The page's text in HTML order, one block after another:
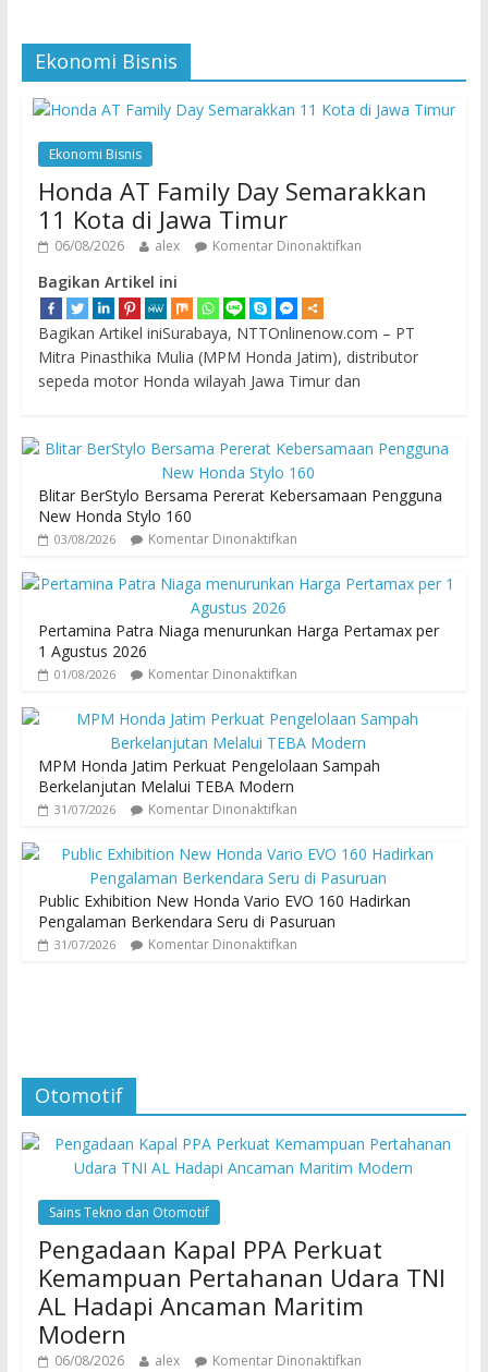
Ekonomi Bisnis
Ekonomi Bisnis
Honda AT Family Day Semarakkan
11 Kota di Jawa Timur
06/08/2026 alex Komentar Dinonaktifkan
Bagikan Artikel ini
Bagikan Artikel iniSurabaya, NTTOnlinenow.com – PT
Mitra Pinasthika Mulia (MPM Honda Jatim), distributor
sepeda motor Honda wilayah Jawa Timur dan
Blitar BerStylo Bersama Pererat Kebersamaan Pengguna
New Honda Stylo 160
03/08/2026 Komentar Dinonaktifkan
Pertamina Patra Niaga menurunkan Harga Pertamax per
1 Agustus 2026
01/08/2026 Komentar Dinonaktifkan
MPM Honda Jatim Perkuat Pengelolaan Sampah
Berkelanjutan Melalui TEBA Modern
31/07/2026 Komentar Dinonaktifkan
Public Exhibition New Honda Vario EVO 160 Hadirkan
Pengalaman Berkendara Seru di Pasuruan
31/07/2026 Komentar Dinonaktifkan
Otomotif
Sains Tekno dan Otomotif
Pengadaan Kapal PPA Perkuat
Kemampuan Pertahanan Udara TNI
AL Hadapi Ancaman Maritim
Modern
06/08/2026 alex Komentar Dinonaktifkan